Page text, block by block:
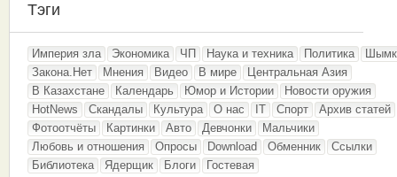
Тэги
Империя зла Экономика ЧП Наука и техника Политика
Закона.Нет
Мнения Видео В мире
Центральная Азия
В Казахстане
Календарь Юмор и Истории
Новости оружия
HotNews
Скандалы Культура О нас IT Спорт
Архив статей
Фотоотчёты
Картинки Авто Девчонки
Мальчики
Любовь и отношения
Опросы Download Обменник
Ссылки
Библиотека
Ядерщик Блоги Гостевая